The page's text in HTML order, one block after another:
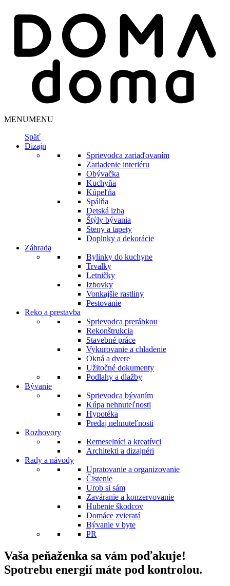
MENUMENU
Späť
Dizajn
Sprievodca zariaďovaním
Zariadenie interiéru
Obývačka
Kuchyňa
Kúpeľňa
Spálňa
Detská izba
Štýly bývania
Steny a tapety
Doplnky a dekorácie
Záhrada
Bylinky do kuchyne
Trvalky
Letničky
Izbovky
Vonkajšie rastliny
Pestovanie
Reko a prestavba
Sprievodca prerábkou
Rekonštrukcia
Stavebné práce
Vykurovanie a chladenie
Okná a dvere
Užitočné dokumenty
Podlahy a dlažby
Bývanie
Sprievodca bývaním
Kúpa nehnuteľnosti
Hypotéka
Predaj nehnuteľnosti
Rozhovory
Remeselníci a kreatívci
Architekti a dizajnéri
Rady a návody
Upratovanie a organizovanie
Čistenie
Urob si sám
Zaváranie a konzervovanie
Hubenie škodcov
Domáce zvieratá
Bývanie v byte
PR
Vaša peňaženka sa vám poďakuje!
Spotrebu energií máte pod kontrolou.